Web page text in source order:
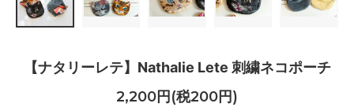
【ナタリーレテ】Nathalie Lete 刺繍ネコポーチ
2,200円(税200円)